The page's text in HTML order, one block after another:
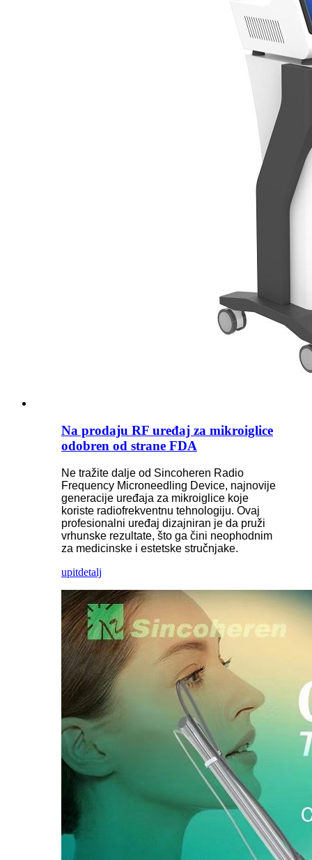
Na prodaju RF uređaj za mikroiglice
odobren od strane FDA
Ne tražite dalje od Sincoheren Radio
Frequency Microneedling Device, najnovije
generacije uređaja za mikroiglice koje
koriste radiofrekventnu tehnologiju. Ovaj
profesionalni uređaj dizajniran je da pruži
vrhunske rezultate, što ga čini neophodnim
za medicinske i estetske stručnjake.
upitdetalj